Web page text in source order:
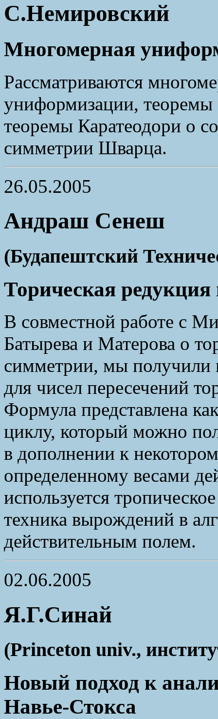
С.Немировский
Многомерная
Рассматриваются
униформизации,
теоремы Каратеодори о
симметрии Шварца.
26.05.2005
Андраш Сенеш
(Будапештcкий
Торическая редукция
В совместной работе с
Батырева и Матерова о
симметрии, мы получили
для чисел пересечений
Формула представлена
циклу, который можно
в дополнении к
определенному весами
используется
техника вырождений в
действительным полем.
02.06.2005
Я.Г.Синай
(Princeton univ.,
Новый подход к
Навье-Стокса